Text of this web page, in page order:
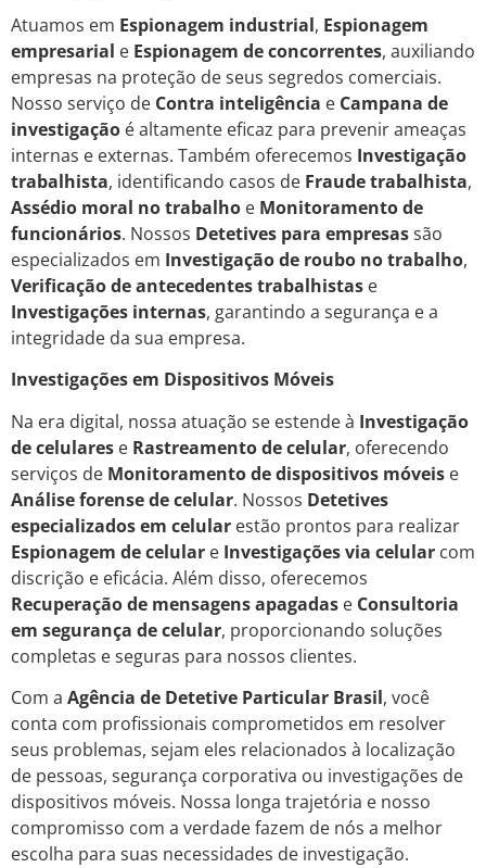
Atuamos em Espionagem industrial, Espionagem
empresarial e Espionagem de concorrentes, auxiliando
empresas na proteção de seus segredos comerciais.
Nosso serviço de Contra inteligência e Campana de
investigação é altamente eficaz para prevenir ameaças
internas e externas. Também oferecemos Investigação
trabalhista, identificando casos de Fraude trabalhista,
Assédio moral no trabalho e Monitoramento de
funcionários. Nossos Detetives para empresassão
especializados em Investigação de roubo no trabalho,
Verificação de antecedentes trabalhistas e
Investigações internas, garantindo a segurança e a
integridade da sua empresa.
Investigações em Dispositivos Móveis
Na era digital, nossa atuação se estende à Investigação
de celulares e Rastreamento de celular, oferecendo
serviços de Monitoramento de dispositivos móveis e
Análise forense de celular. Nossos Detetives
especializados em celular estão prontos para realizar
Espionagem de celular e Investigações via celular com
discrição e eficácia. Além disso, oferecemos
Recuperação de mensagens apagadas e Consultoria
em segurança de celular, proporcionando soluções
completas e seguras para nossos clientes.
Com a Agência de Detetive Particular Brasil, você
conta com profissionais comprometidos em resolver
seus problemas, sejam eles relacionados à localização
de pessoas, segurança corporativa ou investigações de
dispositivos móveis. Nossa longa trajetória e nosso
compromisso com a verdade fazem de nós a melhor
escolha para suas necessidades de investigação.